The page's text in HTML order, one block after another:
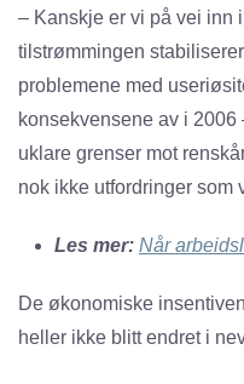
– Kanskje er vi på vei inn
tilstrømmingen
problemene med
konsekvensene av i 2006
uklare grenser mot
nok ikke utfordringer som
Les mer: Når
De økonomiske
heller ikke blitt endret i